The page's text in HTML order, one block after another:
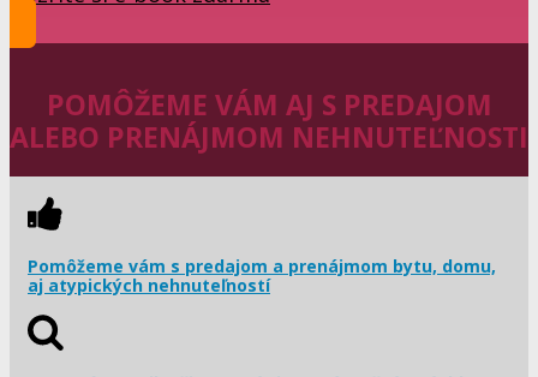
POMÔŽEME VÁM AJ S PREDAJOM
ALEBO PRENÁJMOM NEHNUTEĽNOSTI
Pomôžeme vám s predajom a prenájmom bytu, domu,
aj atypických nehnuteľností